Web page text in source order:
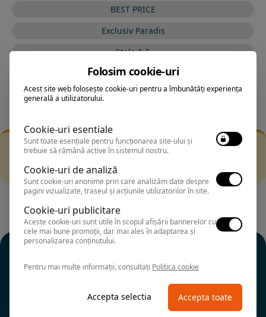
BEST PRICE
Exclusiv Paradis
Stele 1-5
Stele 5-1
Filtrarea nu a returnat niciun rezultat
alte fitre.
Folosim cookie-uri
Acest site web folosește cookie-uri pentru a îmbunătăți experiența
generală a utilizatorului.
Cookie-uri esentiale
Sunt toate esențiale pentru funcționarea site-ului și
trebuie să rămână active în sistemul nostru.
Cookie-uri de analiză
Sunt cookie-uri anonime prin care analizăm date despre
pagini vizualizate, traseul și acțiunile utilizatorilor în site.
Cookie-uri publicitare
Aceste cookie-uri sunt utile în scopul afișării bannerelor cu
cele mai bune promoții, dar mai ales în adaptarea și
personalizarea conținutului.
Pentru mai multe informații, consultați Politica cookie
Accepta selectia Accepta toate